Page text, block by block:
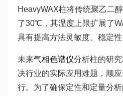
HeavyWAX柱将传统聚乙二
了30℃，其温度上限扩展了
具有提高方法灵敏度、稳定性
未来气相色谱仪分析柱的研
决行业的实际应用难题，顺
行。为了确保定性和定量分